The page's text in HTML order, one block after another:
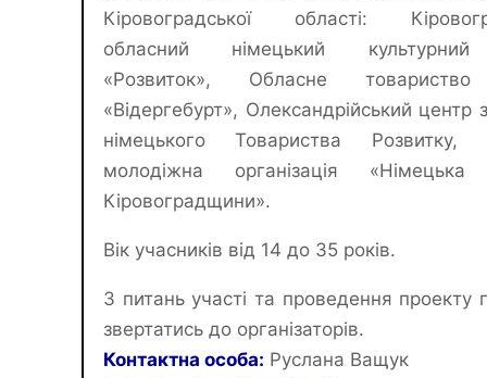
Кіровоградської області:
обласний німецький
«Розвиток», Обласне товариство
«Відергебурт», Олександрійський центр
німецького Товариства Розвитку,
молодіжна організація
Кіровоградщини».
Вік учасників від 14 до 35 років.
З питань участі та проведення проекту
звертатись до організаторів.
Контактна особа: Руслана Ващук